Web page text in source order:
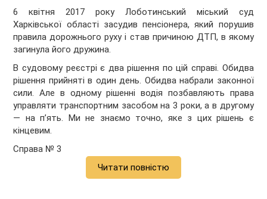
6 квітня 2017 року Лоботинський міський суд
Харківської області засудив пенсіонера, який порушив
правила дорожнього руху і став причиною ДТП, в якому
загинула його дружина.
В судовому реєстрі є два рішення по цій справі. Обидва
рішення прийняті в один день. Обидва набрали законної
сили. Але в одному рішенні водія позбавляють права
управляти транспортним засобом на 3 роки, а в другому
— на п’ять. Ми не знаємо точно, яке з цих рішень є
кінцевим.
Справа № 3
Читати повністю